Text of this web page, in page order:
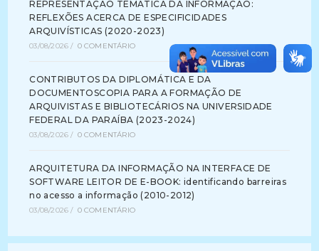
REPRESENTAÇÃO TEMÁTICA DA INFORMAÇÃO:
REFLEXÕES ACERCA DE ESPECIFICIDADES
ARQUIVÍSTICAS (2020-2023)
03/08/2026 / 0 COMENTÁRIO
CONTRIBUTOS DA DIPLOMÁTICA E DA
DOCUMENTOSCOPIA PARA A FORMAÇÃO DE
ARQUIVISTAS E BIBLIOTECÁRIOS NA UNIVERSIDADE
FEDERAL DA PARAÍBA (2023-2024)
03/08/2026 / 0 COMENTÁRIO
ARQUITETURA DA INFORMAÇÃO NA INTERFACE DE
SOFTWARE LEITOR DE E-BOOK: identificando barreiras
no acesso a informação (2010-2012)
03/08/2026 / 0 COMENTÁRIO